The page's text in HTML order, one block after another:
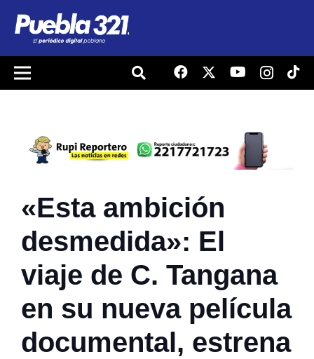
«Esta ambición
desmedida»: El
viaje de C. Tangana
en su nueva película
documental, estrena